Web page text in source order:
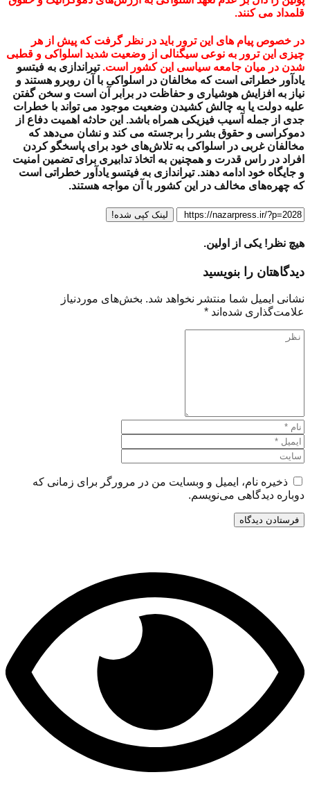
قلمداد می کنند.
در خصوص پیام های این ترور باید در نظر گرفت که پیش از هر
چیزی این ترور به نوعی سیگنالی از وضعیت شدید اسلواکی و قطبی
شدن در میان جامعه سیاسی این کشور است.تیراندازی به فیتسو
یادآور خطراتی است که مخالفان در اسلواکی با آن روبرو هستند و
نیاز به افزایش هوشیاری و حفاظت در برابر آن است و سخن گفتن
علیه دولت یا به چالش کشیدن وضعیت موجود می تواند با خطرات
جدی از جمله آسیب فیزیکی همراه باشد. این حادثه اهمیت دفاع از
دموکراسی و حقوق بشر را برجسته می کند و نشان می‌دهد که
مخالفان غربی در اسلواکی به تلاش‌های خود برای پاسخگو کردن
افراد در راس قدرت و همچنین به اتخاذ تدابیری برای تضمین امنیت
و جایگاه خود ادامه دهند. تیراندازی به فیتسو یادآور خطراتی است
که چهره‌های مخالف در این کشور با آن مواجه هستند.
لینک کپی شده!
هیچ نظر! یکی از اولین.
دیدگاهتان را بنویسید
نشانی ایمیل شما منتشر نخواهد شد. بخش‌های موردنیاز
علامت‌گذاری شده‌اند *
ذخیره نام، ایمیل و وبسایت من در مرورگر برای زمانی که
دوباره دیدگاهی می‌نویسم.